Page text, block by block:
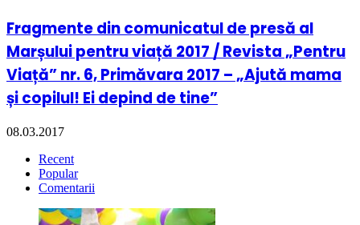
Fragmente din comunicatul de presă al
Marșului pentru viață 2017 / Revista „Pentru
Viață” nr. 6, Primăvara 2017 – „Ajută mama
și copilul! Ei depind de tine”
08.03.2017
Recent
Popular
Comentarii